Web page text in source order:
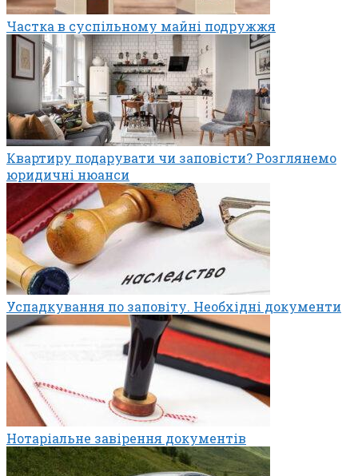
Частка в суспільному майні подружжя
Квартиру подарувати чи заповісти? Розглянемо
юридичні нюанси
Успадкування по заповіту. Необхідні документи
Нотаріальне завірення документів